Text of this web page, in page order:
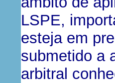
LSPE,
esteja em
submetido a
arbitral